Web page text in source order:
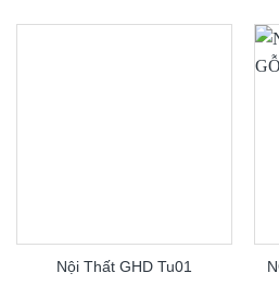
Nội Thất GHD Tu01